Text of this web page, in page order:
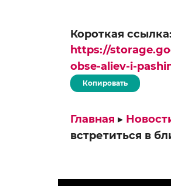
Короткая ссылка:
https://
obse-aliev-i-
Копировать
Главная ▸
встретиться в